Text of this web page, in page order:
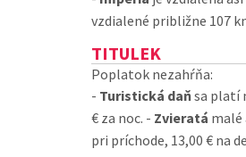
vzdialené približne 107
TITULEK
Poplatok nezahŕňa:
- Turistická daňsa platí
€ za noc. - Zvieratá malé
pri príchode, 13,00 € na